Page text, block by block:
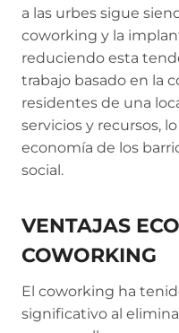
a las urbes sigue
coworking y la
reduciendo esta
trabajo basado en la
residentes de una
servicios y recursos,
economía de los
social.
VENTAJAS
COWORKING
El coworking ha
significativo al